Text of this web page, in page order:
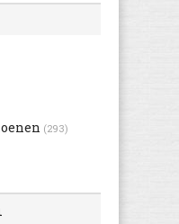
(293)